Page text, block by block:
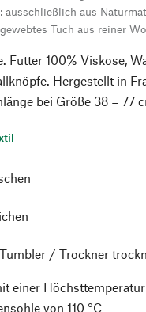
ausschließlich aus
Tuch aus reiner
Futter 100% Viskose,
Hergestellt in
bei Größe 38 = 77
/ Trockner
einer
von 110 °C